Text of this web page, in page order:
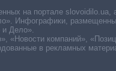
на портале
Дело».
компаний»,
в рекламных